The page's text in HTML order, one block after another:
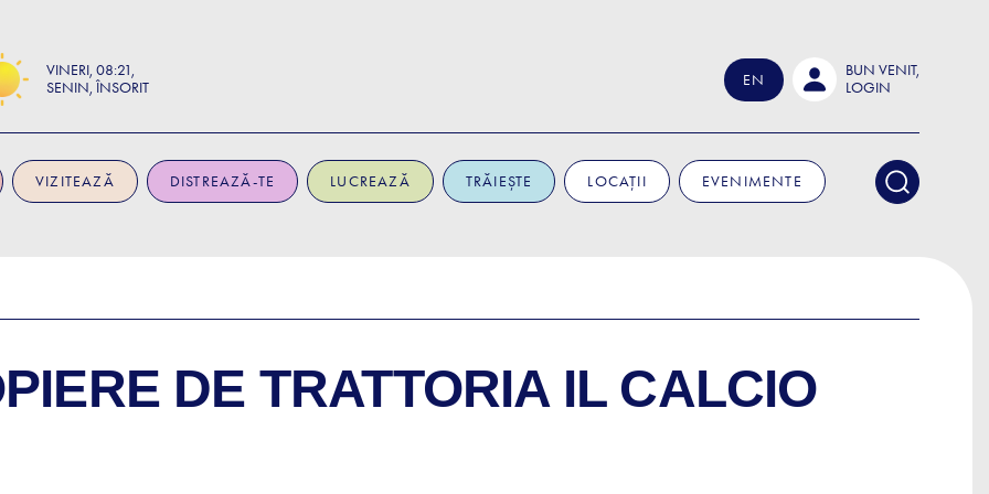
VINERI 08:21
SENIN, ÎNSORIT
EN
BUN VENIT,
LOGIN
VIZITEAZĂ DISTREAZĂ-TE LUCREAZĂ TRĂIEȘTE LOCAȚII EVENIMENTE
DE TRATTORIA IL CALCIO